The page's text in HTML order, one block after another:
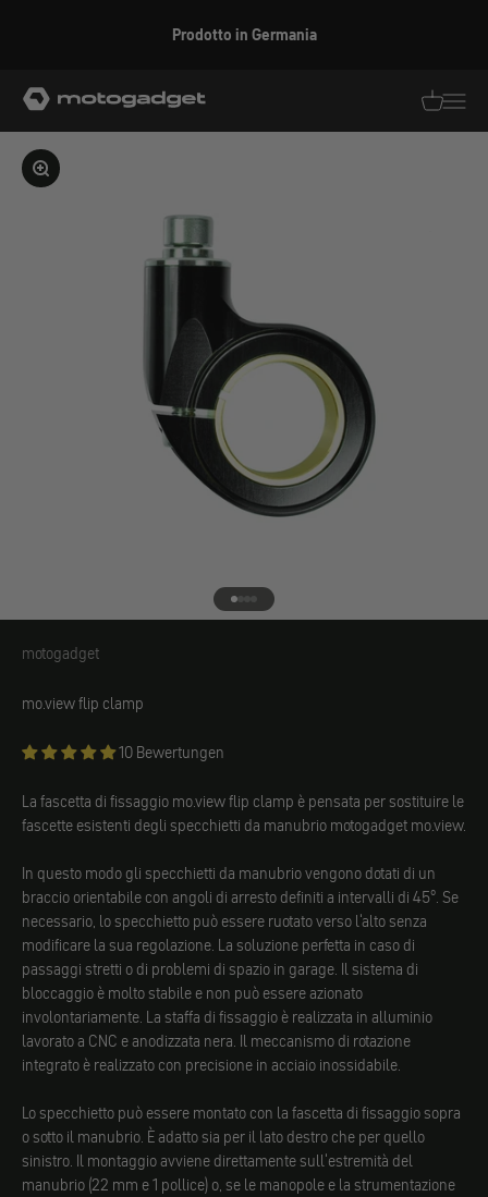
Prodotto in Germania
motogadget GmbH
Ingrandire l'immagine
Vai all'elemento 1
Vai all'elemento 2
Vai all'elemento 3
Vai all'elemento 4
motogadget
motogadget
mo.view flip clamp
10 Bewertungen
La fascetta di fissaggio mo.view flip clamp è pensata per sostituire le
fascette esistenti degli specchietti da manubrio motogadget mo.view.
In questo modo gli specchietti da manubrio vengono dotati di un
braccio orientabile con angoli di arresto definiti a intervalli di 45°. Se
necessario, lo specchietto può essere ruotato verso l'alto senza
modificare la sua regolazione. La soluzione perfetta in caso di
passaggi stretti o di problemi di spazio in garage. Il sistema di
bloccaggio è molto stabile e non può essere azionato
involontariamente. La staffa di fissaggio è realizzata in alluminio
lavorato a CNC e anodizzata nera. Il meccanismo di rotazione
integrato è realizzato con precisione in acciaio inossidabile.
Lo specchietto può essere montato con la fascetta di fissaggio sopra
o sotto il manubrio. È adatto sia per il lato destro che per quello
sinistro. Il montaggio avviene direttamente sull'estremità del
manubrio (22 mm e 1 pollice) o, se le manopole e la strumentazione